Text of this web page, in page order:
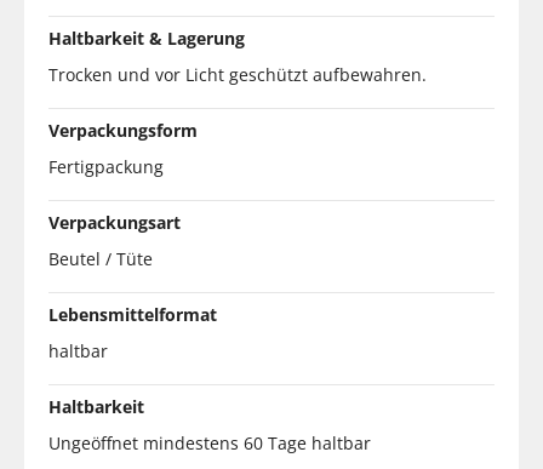
Haltbarkeit & Lagerung
Trocken und vor Licht geschützt aufbewahren.
Verpackungsform
Fertigpackung
Verpackungsart
Beutel / Tüte
Lebensmittelformat
haltbar
Haltbarkeit
Ungeöffnet mindestens 60 Tage haltbar